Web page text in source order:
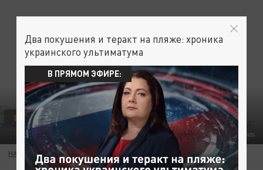
ФОТО: © COVER IMAGES/KEYSTONE PRESS AGENCY/GLOBALLOOKPRESS
ПРОИСШЕСТВИЯ
НАТАЛИЯ РОДИНА 30 ИЮЛЯ 07:02
Два покушения и теракт на пляже: хроника
украинского ультиматума
В ПРЯМОМ ЭФИРЕ: